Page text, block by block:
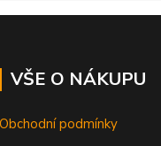
VŠE O NÁKUPU
Obchodní podmínky